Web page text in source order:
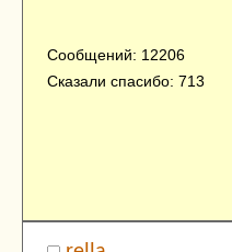
Сообщений: 12206
Сказали спасибо: 713